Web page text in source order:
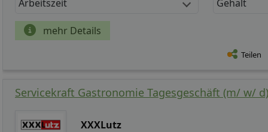
Arbeitszeit Gehalt
mehr Details
Teilen
Servicekraft Gastronomie Tagesgeschäft (m/ w/ d)
XXXLutz